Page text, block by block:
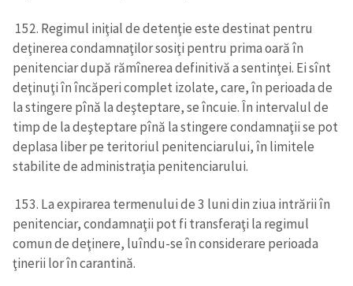
152. Regimul iniţial de detenţie este destinat pentru
deţinerea condamnaţilor sosiţi pentru prima oară în
penitenciar după rămînerea definitivă a sentinţei. Ei sînt
deţinuţi în încăperi complet izolate, care, în perioada de
la stingere pînă la deşteptare, se încuie. În intervalul de
timp de la deşteptare pînă la stingere condamnaţii se pot
deplasa liber pe teritoriul penitenciarului, în limitele
stabilite de administraţia penitenciarului.
153. La expirarea termenului de 3 luni din ziua intrării în
penitenciar, condamnaţii pot fi transferaţi la regimul
comun de deţinere, luîndu-se în considerare perioada
ţinerii lor în carantină.